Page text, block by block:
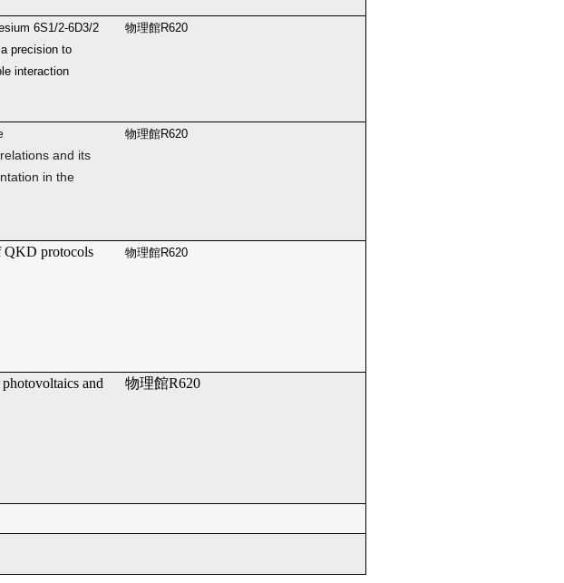
6S1/2-6D3/2
precision to
interaction
物理館R620
and its
in the
物理館R620
QKD protocols 物理館R620
and
物理館R620